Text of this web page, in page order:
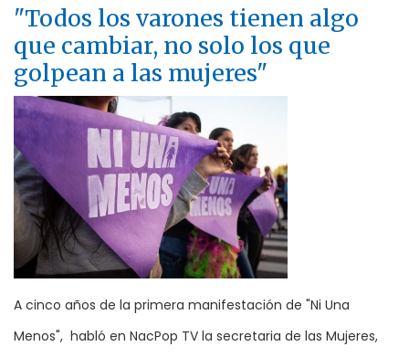
"Todos los varones tienen algo
que cambiar, no solo los que
golpean a las mujeres"
A cinco años de la primera manifestación de "Ni Una
Menos", habló en NacPop TV la secretaria de las Mujeres,